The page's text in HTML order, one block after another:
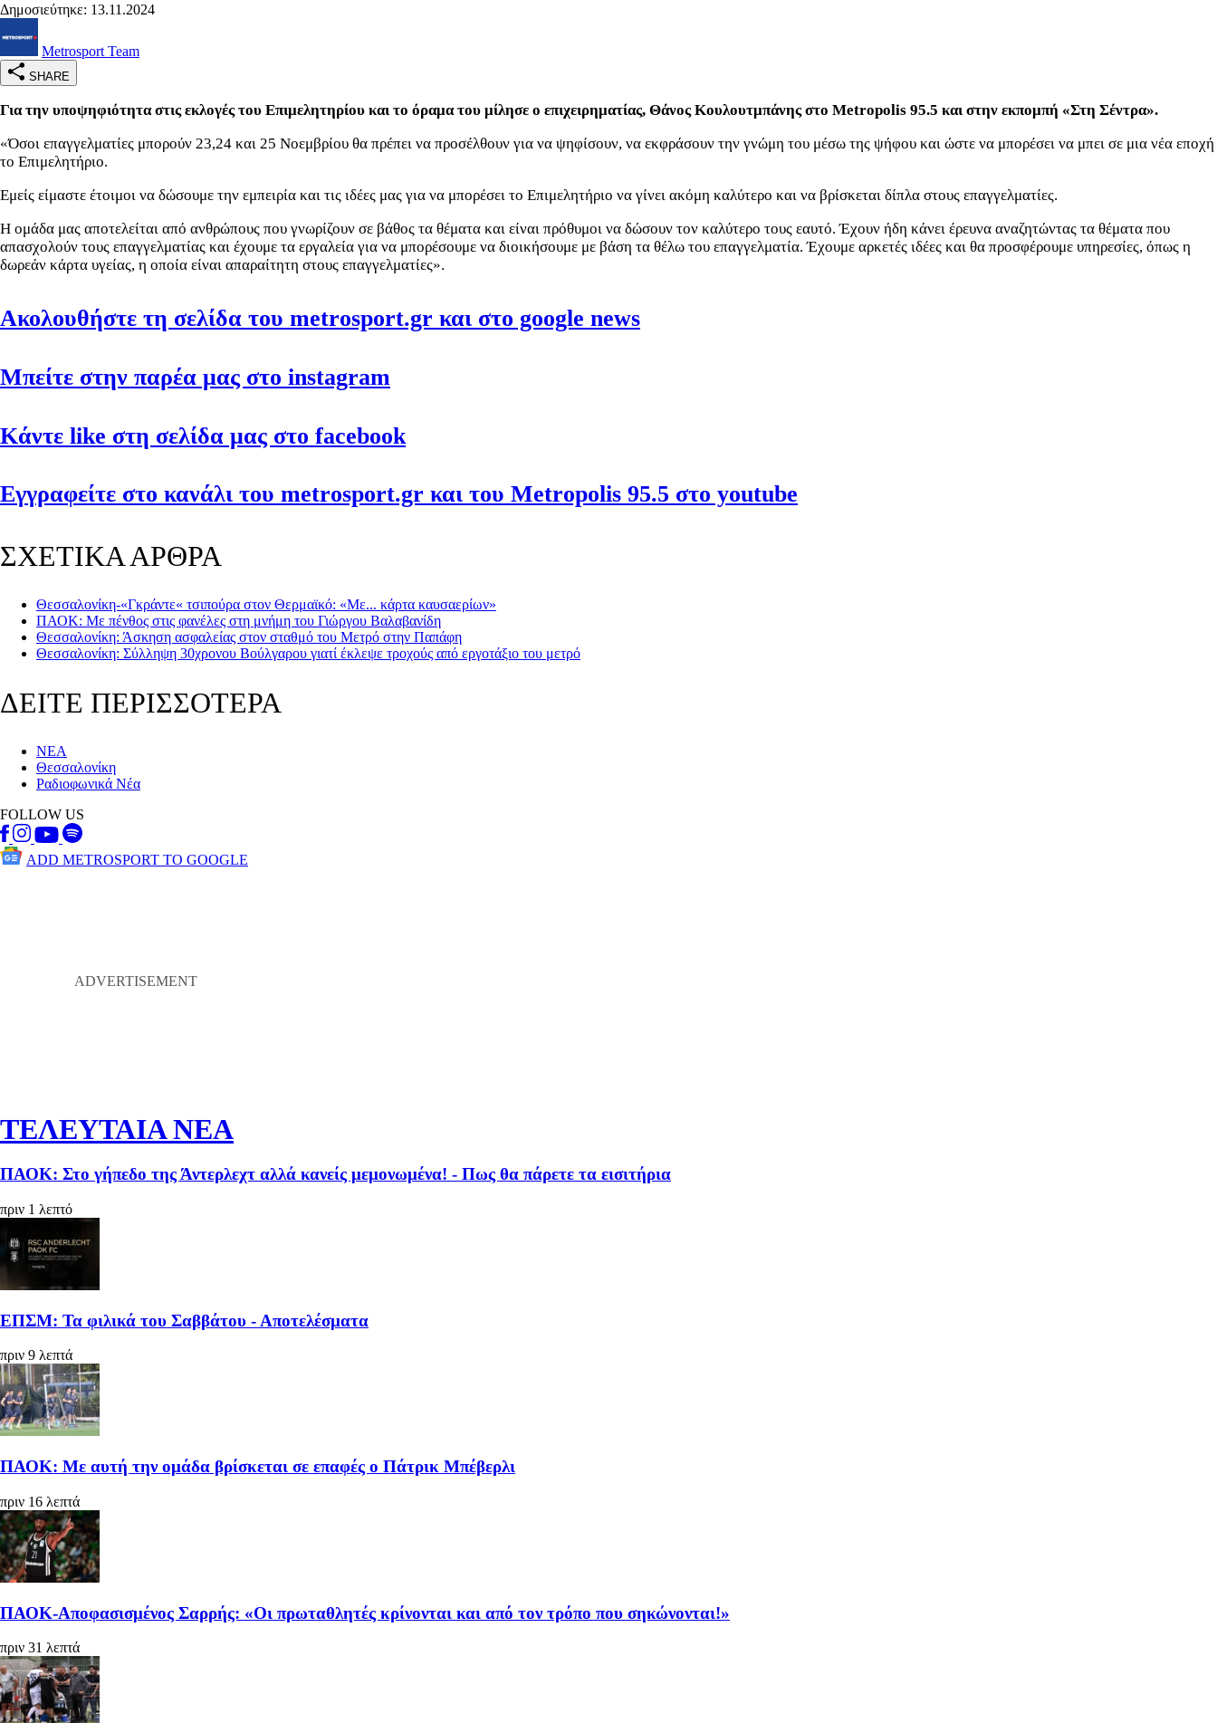
Δημοσιεύτηκε: 13.11.2024
Metrosport Team
SHARE
Για την υποψηφιότητα στις εκλογές του Επιμελητηρίου και το όραμα του μίλησε ο επιχειρηματίας, Θάνος Κουλουτμπάνης στο Metropolis 95.5 και στην εκπομπή «Στη Σέντρα».
«Όσοι επαγγελματίες μπορούν 23,24 και 25 Νοεμβρίου θα πρέπει να προσέλθουν για να ψηφίσουν, να εκφράσουν την γνώμη του μέσω της ψήφου και ώστε να μπορέσει να μπει σε μια νέα εποχή
το Επιμελητήριο.
Εμείς είμαστε έτοιμοι να δώσουμε την εμπειρία και τις ιδέες μας για να μπορέσει το Επιμελητήριο να γίνει ακόμη καλύτερο και να βρίσκεται δίπλα στους επαγγελματίες.
Η ομάδα μας αποτελείται από ανθρώπους που γνωρίζουν σε βάθος τα θέματα και είναι πρόθυμοι να δώσουν τον καλύτερο τους εαυτό. Έχουν ήδη κάνει έρευνα αναζητώντας τα θέματα που
απασχολούν τους επαγγελματίας και έχουμε τα εργαλεία για να μπορέσουμε να διοικήσουμε με βάση τα θέλω του επαγγελματία. Έχουμε αρκετές ιδέες και θα προσφέρουμε υπηρεσίες, όπως η
δωρεάν κάρτα υγείας, η οποία είναι απαραίτητη στους επαγγελματίες».
Ακολουθήστε τη σελίδα του metrosport.gr και στο google news
Μπείτε στην παρέα μας στο instagram
Κάντε like στη σελίδα μας στο facebook
Εγγραφείτε στο κανάλι του metrosport.gr και του Metropolis 95.5 στο youtube
ΣΧΕΤΙΚΑ ΑΡΘΡΑ
Θεσσαλονίκη-«Γκράντε« τσιπούρα στον Θερμαϊκό: «Με... κάρτα καυσαερίων»
ΠΑΟΚ: Με πένθος στις φανέλες στη μνήμη του Γιώργου Βαλαβανίδη
Θεσσαλονίκη: Άσκηση ασφαλείας στον σταθμό του Μετρό στην Παπάφη
Θεσσαλονίκη: Σύλληψη 30χρονου Βούλγαρου γιατί έκλεψε τροχούς από εργοτάξιο του μετρό
ΔΕΙΤΕ ΠΕΡΙΣΣΟΤΕΡΑ
ΝΕΑ
Θεσσαλονίκη
Ραδιοφωνικά Νέα
FOLLOW US
ADD METROSPORT TO GOOGLE
ΤΕΛΕΥΤΑΙΑ ΝΕΑ
ΠΑΟΚ: Στο γήπεδο της Άντερλεχτ αλλά κανείς μεμονωμένα! - Πως θα πάρετε τα εισιτήρια
πριν 1 λεπτό
ΕΠΣΜ: Τα φιλικά του Σαββάτου - Αποτελέσματα
πριν 9 λεπτά
ΠΑΟΚ: Με αυτή την ομάδα βρίσκεται σε επαφές ο Πάτρικ Μπέβερλι
πριν 16 λεπτά
ΠΑΟΚ-Αποφασισμένος Σαρρής: «Οι πρωταθλητές κρίνονται και από τον τρόπο που σηκώνονται!»
πριν 31 λεπτά